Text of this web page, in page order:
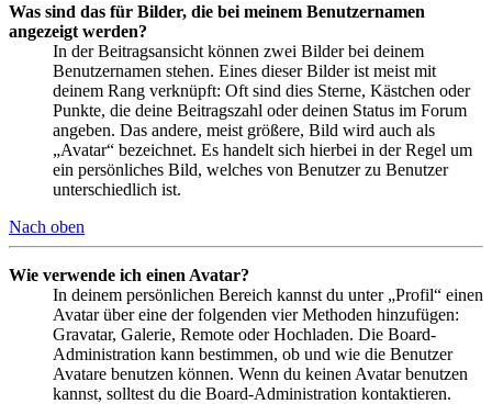
Was sind das für Bilder, die bei meinem Benutzernamen
angezeigt werden?
In der Beitragsansicht können zwei Bilder bei deinem
Benutzernamen stehen. Eines dieser Bilder ist meist mit
deinem Rang verknüpft: Oft sind dies Sterne, Kästchen oder
Punkte, die deine Beitragszahl oder deinen Status im Forum
angeben. Das andere, meist größere, Bild wird auch als
„Avatar“ bezeichnet. Es handelt sich hierbei in der Regel um
ein persönliches Bild, welches von Benutzer zu Benutzer
unterschiedlich ist.
Nach oben
Wie verwende ich einen Avatar?
In deinem persönlichen Bereich kannst du unter „Profil“ einen
Avatar über eine der folgenden vier Methoden hinzufügen:
Gravatar, Galerie, Remote oder Hochladen. Die Board-
Administration kann bestimmen, ob und wie die Benutzer
Avatare benutzen können. Wenn du keinen Avatar benutzen
kannst, solltest du die Board-Administration kontaktieren.